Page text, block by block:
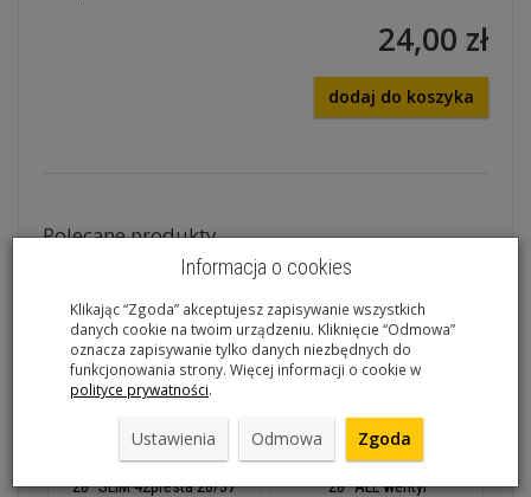
24,00 zł
dodaj do koszyka
Polecane produkty
Dętka Continental TOUR
28" SLIM 42presta 28/37
Dętka Continental TOUR
28" ALL wentyl
Informacja o cookies
Klikając “Zgoda” akceptujesz zapisywanie wszystkich
danych cookie na twoim urządzeniu. Kliknięcie “Odmowa”
oznacza zapisywanie tylko danych niezbędnych do
funkcjonowania strony. Więcej informacji o cookie w
polityce prywatności.
Ustawienia Odmowa Zgoda